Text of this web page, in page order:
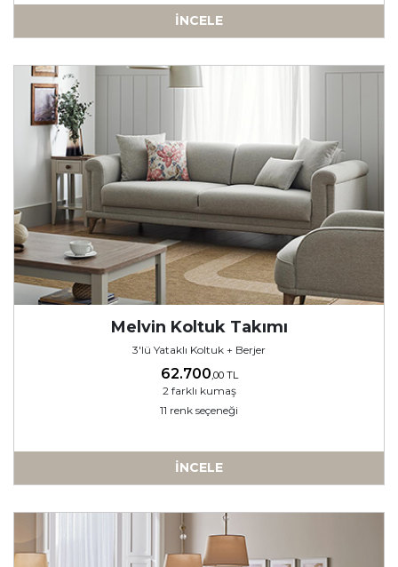
İNCELE
-
Melvin Koltuk Takımı
3'lü Yataklı Koltuk + Berjer
62.700,00 TL
2 farklı kumaş
11 renk seçeneği
İNCELE
-